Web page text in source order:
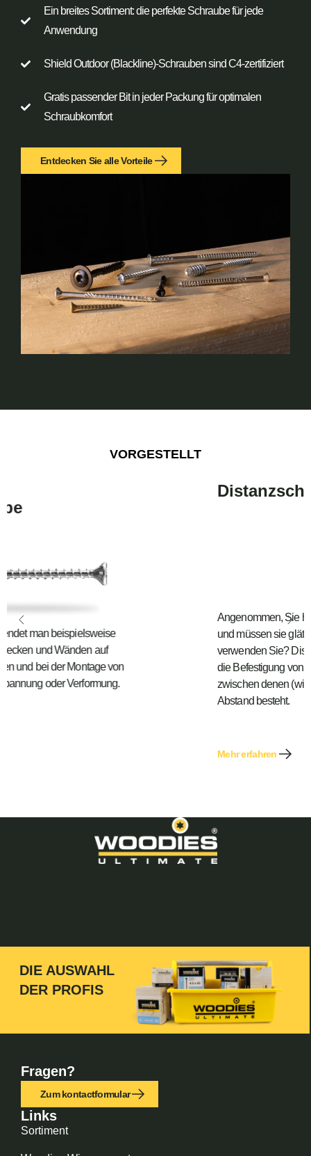
Ein breites Sortiment: die perfekte Schraube für jede
Anwendung
Shield Outdoor (Blackline)-Schrauben sind C4-zertifiziert
Gratis passender Bit in jeder Packung für optimalen
Schraubkomfort
Entdecken Sie alle Vorteile
VORGESTELLT
Angenommen, Sie haben eine unebene Wand
und müssen sie glätten. Welche Schraube
verwenden Sie? Distanzschrauben sind ideal für
die Befestigung von Holzverbindungen,
zwischen denen (wie der Name schon sagt) ein
DIE AUSWAHL
DER PROFIS
Fragen?
Zum kontactformular
Links
Sortiment